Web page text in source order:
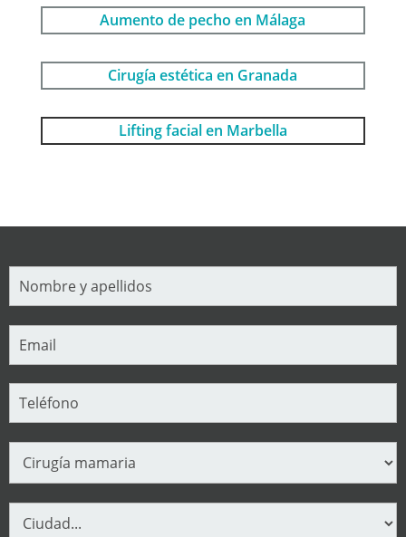
Aumento de pecho en Málaga
Cirugía estética en Granada
Lifting facial en Marbella